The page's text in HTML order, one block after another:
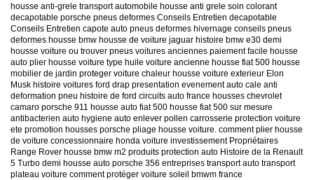
housse anti-grele transport automobile housse anti grele soin colorant
decapotable porsche pneus deformes Conseils Entretien decapotable
Conseils Entretien capote auto pneus deformes hivernage conseils pneus
deformes housse bmw housse de voiture jaguar histoire bmw e30 demi
housse voiture ou trouver pneus voitures anciennes paiement facile housse
auto plier housse voiture type huile voiture ancienne housse fiat 500 housse
mobilier de jardin proteger voiture chaleur housse voiture exterieur Elon
Musk histoire voitures ford drap presentation evenement auto cale anti
deformation pneu histoire de ford circuits auto france housses chevrolet
camaro porsche 911 housse auto fiat 500 housse fiat 500 sur mesure
antibacterien auto hygiene auto enlever pollen carrosserie protection voiture
ete promotion housses porsche pliage housse voiture. comment plier housse
de voiture concessionnaire honda voiture investissement Propriétaires
Range Rover housse bmw m2 produits protection auto Histoire de la Renault
5 Turbo demi housse auto porsche 356 entreprises transport auto transport
plateau voiture comment protéger voiture soleil bmwm france